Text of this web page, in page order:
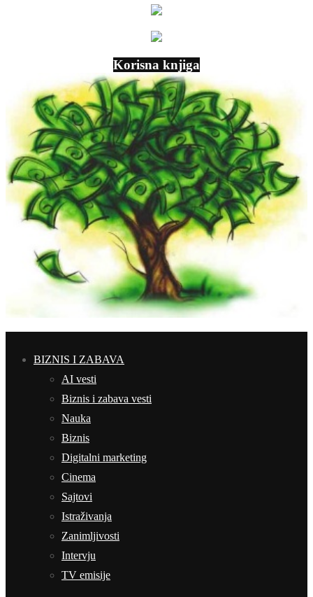
Korisna knjiga
BIZNIS I ZABAVA
AI vesti
Biznis i zabava vesti
Nauka
Biznis
Digitalni marketing
Cinema
Sajtovi
Istraživanja
Zanimljivosti
Intervju
TV emisije